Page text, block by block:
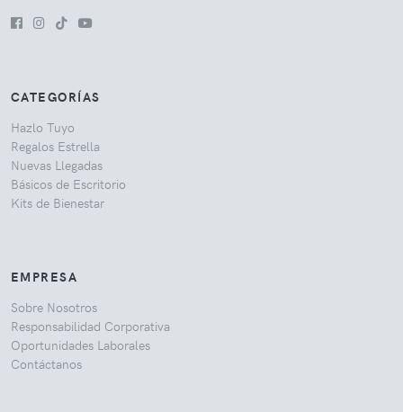
CATEGORÍAS
Hazlo Tuyo
Regalos Estrella
Nuevas Llegadas
Básicos de Escritorio
Kits de Bienestar
EMPRESA
Sobre Nosotros
Responsabilidad Corporativa
Oportunidades Laborales
Contáctanos